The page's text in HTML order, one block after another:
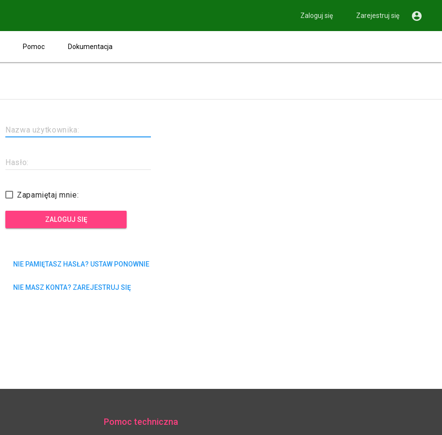
Zaloguj się Zarejestruj się 
Pomoc Dokumentacja
Nazwa użytkownika:
Hasło:
Zapamiętaj mnie:
ZALOGUJ SIĘ
NIE PAMIĘTASZ HASŁA? USTAW PONOWNIE
NIE MASZ KONTA? ZAREJESTRUJ SIĘ
Pomoc techniczna